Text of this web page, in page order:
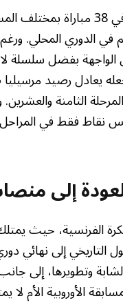
بينما تعرض لـ 13 خسارة، منها 10 هزائم
الواجهة بفضل
الثامنة
نقاط فقط في
إلى
الفرنسية، حيث
وتطويرها، إلى
الأوروبية الأم